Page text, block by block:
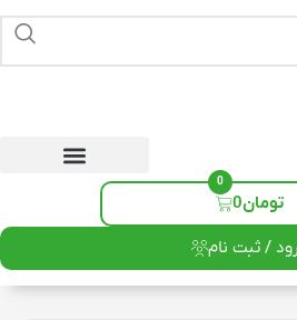
تومان0
0
/ ثبت نام